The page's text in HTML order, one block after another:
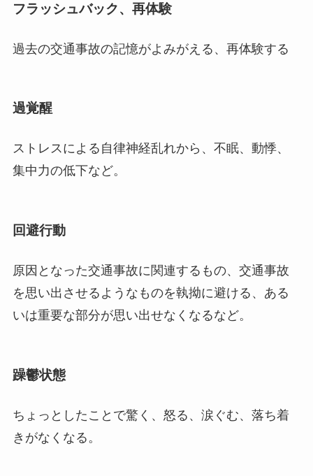
フラッシュバック、再体験
過去の交通事故の記憶がよみがえる、再体験する
過覚醒
ストレスによる自律神経乱れから、不眠、動悸、
集中力の低下など。
回避行動
原因となった交通事故に関連するもの、交通事故
を思い出させるようなものを執拗に避ける、ある
いは重要な部分が思い出せなくなるなど。
躁鬱状態
ちょっとしたことで驚く、怒る、涙ぐむ、落ち着
きがなくなる。